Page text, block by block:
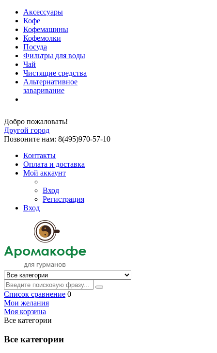
Аксессуары
Кофе
Кофемашины
Кофемолки
Посуда
Фильтры для воды
Чай
Чистящие средства
Альтернативное
заваривание
Добро пожаловать!
Другой город
Позвоните нам: 8(495)970-57-10
Контакты
Оплата и доставка
Мой аккаунт
Вход
Регистрация
Вход
Список сравнение 0
Мои желания
Моя корзина
Все категории
Все категории